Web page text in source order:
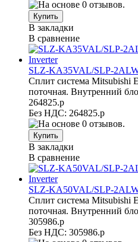
В закладки
В сравнение
SLZ-KA35VAL/SLP-
Сплит система Mitsubishi
поточная. Внутренний
264825.р
Без НДС: 264825.р
В закладки
В сравнение
SLZ-KA50VAL/SLP-
Сплит система Mitsubishi
поточная. Внутренний
305986.р
Без НДС: 305986.р